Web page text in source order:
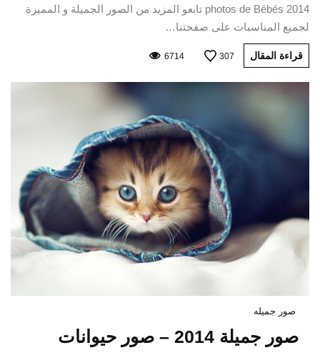
photos de Bébés 2014 تابعو المزيد من الصور الجميلة و المميزة
لجميع المناسبات على صفحتنا…
قراءة المقال 307
6714
صور جميله
صور جميلة 2014 – صور حيوانات